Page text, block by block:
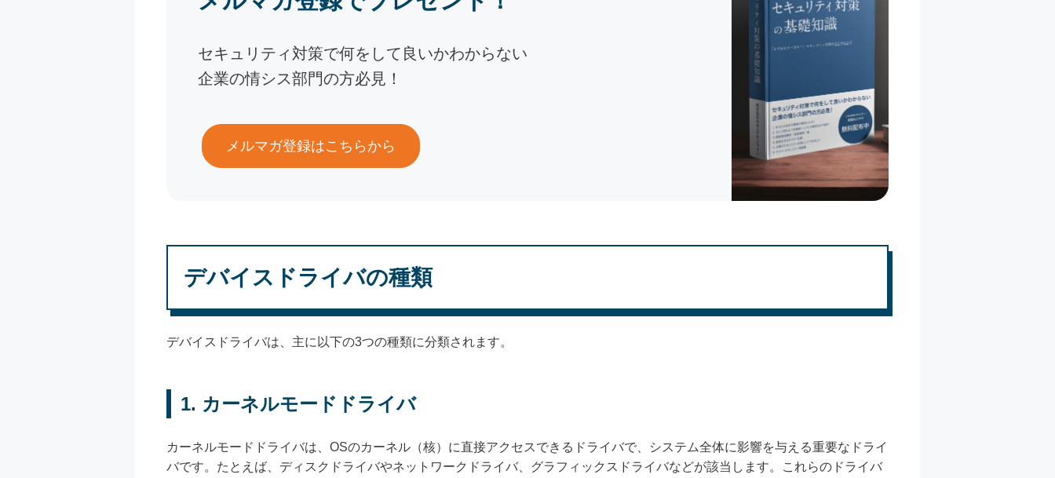
セキュリティ対策で何をして良いかわからない
企業の情シス部門の方必見！
メルマガ登録はこちらから
デバイスドライバの種類
デバイスドライバは、主に以下の3つの種類に分類されます。
1. カーネルモードドライバ
カーネルモードドライバは、OSのカーネル（核）に直接アクセスできるドライバで、システム全体に影響を与える重要なドライ
バです。たとえば、ディスクドライバやネットワークドライバ、グラフィックスドライバなどが該当します。これらのドライバ